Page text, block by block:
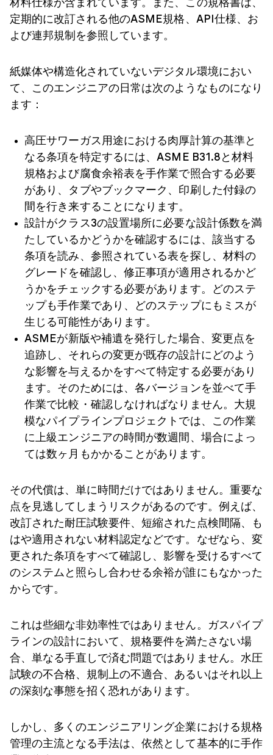
材料仕様が含まれています。また、この規格書は、
定期的に改訂される他のASME規格、API仕様、お
よび連邦規制を参照しています。
紙媒体や構造化されていないデジタル環境におい
て、このエンジニアの日常は次のようなものになり
ます：
高圧サワーガス用途における肉厚計算の基準と
なる条項を特定するには、ASME B31.8と材料
規格および腐食余裕表を手作業で照合する必要
があり、タブやブックマーク、印刷した付録の
間を行き来することになります。
設計がクラス3の設置場所に必要な設計係数を満
たしているかどうかを確認するには、該当する
条項を読み、参照されている表を探し、材料の
グレードを確認し、修正事項が適用されるかど
うかをチェックする必要があります。どのステ
ップも手作業であり、どのステップにもミスが
生じる可能性があります。
ASMEが新版や補遺を発行した場合、変更点を
追跡し、それらの変更が既存の設計にどのよう
な影響を与えるかをすべて特定する必要があり
ます。そのためには、各バージョンを並べて手
作業で比較・確認しなければなりません。大規
模なパイプラインプロジェクトでは、この作業
に上級エンジニアの時間が数週間、場合によっ
ては数ヶ月もかかることがあります。
その代償は、単に時間だけではありません。重要な
点を見逃してしまうリスクがあるのです。例えば、
改訂された耐圧試験要件、短縮された点検間隔、も
はや適用されない材料認定などです。なぜなら、変
更された条項をすべて確認し、影響を受けるすべて
のシステムと照らし合わせる余裕が誰にもなかった
からです。
これは些細な非効率性ではありません。ガスパイプ
ラインの設計において、規格要件を満たさない場
合、単なる手直しで済む問題ではありません。水圧
試験の不合格、規制上の不適合、あるいはそれ以上
の深刻な事態を招く恐れがあります。
しかし、多くのエンジニアリング企業における規格
管理の主流となる手法は、依然として基本的に手作